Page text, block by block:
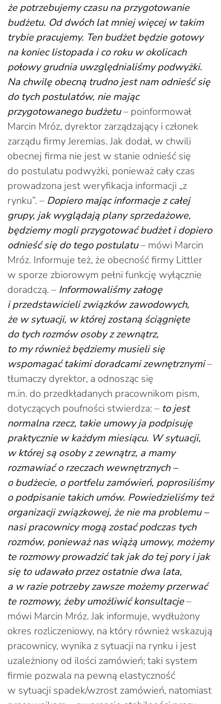
że potrzebujemy czasu na przygotowanie
budżetu. Od dwóch lat mniej więcej w takim
trybie pracujemy. Ten budżet będzie gotowy
na koniec listopada i co roku w okolicach
połowy grudnia uwzględnialiśmy podwyżki.
Na chwilę obecną trudno jest nam odnieść się
do tych postulatów, nie mając
przygotowanego budżetu– poinformował
Marcin Mróz, dyrektor zarządzający i członek
zarządu firmy Jeremias. Jak dodał, w chwili
obecnej firma nie jest w stanie odnieść się
do postulatu podwyżki, ponieważ cały czas
prowadzona jest weryfikacja informacji „z
rynku”. – Dopiero mając informacje z całej
grupy, jak wyglądają plany sprzedażowe,
będziemy mogli przygotować budżet i dopiero
odnieść się do tego postulatu– mówi Marcin
Mróz. Informuje też, że obecność firmy Littler
w sporze zbiorowym pełni funkcję wyłącznie
doradczą. – Informowaliśmy załogę
i przedstawicieli związków zawodowych,
że w sytuacji, w której zostaną ściągnięte
do tych rozmów osoby z zewnątrz,
to my również będziemy musieli się
wspomagać takimi doradcami zewnętrznymi–
tłumaczy dyrektor, a odnosząc się
m.in. do przedkładanych pracownikom pism,
dotyczących poufności stwierdza: – to jest
normalna rzecz, takie umowy ja podpisuję
praktycznie w każdym miesiącu. W sytuacji,
w której są osoby z zewnątrz, a mamy
rozmawiać o rzeczach wewnętrznych –
o budżecie, o portfelu zamówień, poprosiliśmy
o podpisanie takich umów. Powiedzieliśmy też
organizacji związkowej, że nie ma problemu –
nasi pracownicy mogą zostać podczas tych
rozmów, ponieważ nas wiążą umowy, możemy
te rozmowy prowadzić tak jak do tej pory i jak
się to udawało przez ostatnie dwa lata,
a w razie potrzeby zawsze możemy przerwać
te rozmowy, żeby umożliwić konsultacje–
mówi Marcin Mróz. Jak informuje, wydłużony
okres rozliczeniowy, na który również wskazują
pracownicy, wynika z sytuacji na rynku i jest
uzależniony od ilości zamówień; taki system
firmie pozwala na pewną elastyczność
w sytuacji spadek/wzrost zamówień, natomiast